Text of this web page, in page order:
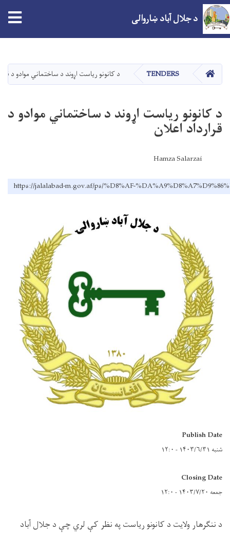
دانګل
د جلال آباد ښاروالی
کور TENDERS د کانونو رياست اړوند د ساختماني موادو د
د کانونو رياست اړوند د ساختماني موادو د
قرارداد اعلان
Hamza Salarzai
https://jalalabad-m.gov.af/ps/%D8%AF-
Publish Date
شنبه ۱۴۰۳/۶/۳۱ - ۱۲:۰
Closing Date
جمعه ۱۴۰۳/۷/۲۰ - ۱۲:۰
د ننګرهار ولایت د کانونو رياست په نظر کې لري چې د جلال آباد